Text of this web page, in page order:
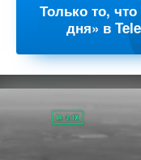
Только то,
дня» в